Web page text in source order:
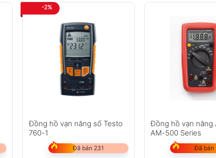
-2%
Đồng hồ vạn năng số Testo
760-1
Đã bán 231
Đồng hồ vạn năng
AM-500 Series
Đã bán